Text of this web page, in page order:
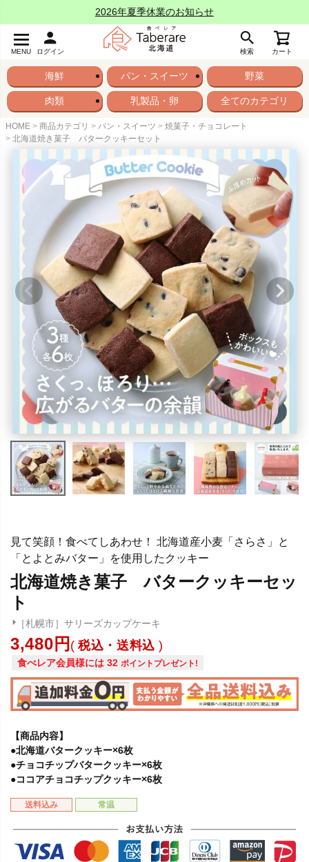
2026年夏季休業のお知らせ
MENU ログイン 検索 カート
海鮮 パン・スイーツ 野菜
肉類 乳製品・卵 全てのカテゴリ
HOME 商品カテゴリ パン・スイーツ
焼菓子・チョコレート
北海道焼き菓子 バタークッキーセット
見て笑顔！食べてしあわせ！ 北海道産小麦「さらさ」と
「とよとみバター」を使用したクッキー
北海道焼き菓子 バタークッキーセッ
ト
［札幌市］サリーズカップケーキ
3,480 税込・送料込
食べレア会員様には 32 ポイントプレゼント!
【商品内容】
●北海道バタークッキー×6枚
●チョコチップバタークッキー×6枚
●ココアチョコチップクッキー×6枚
送料込み 常温